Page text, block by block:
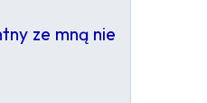
ze mną nie